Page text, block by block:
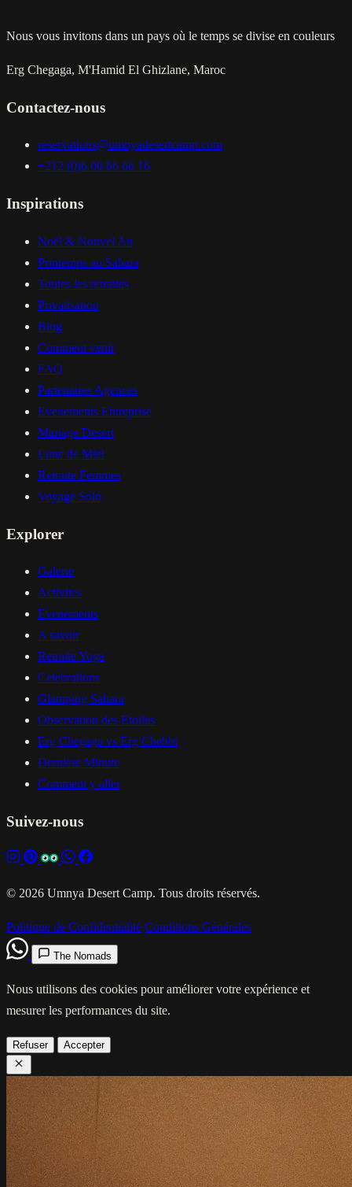
Nous vous invitons dans un pays où le temps se divise en couleurs
Erg Chegaga, M'Hamid El Ghizlane, Maroc
Contactez-nous
reservations@umnyadesertcamp.com
+212 (0)6 00 66 66 16
Inspirations
Noël & Nouvel An
Printemps au Sahara
Toutes les retraites
Privatisation
Blog
Comment venir
FAQ
Partenaires Agences
Evenements Entreprise
Mariage Desert
Lune de Miel
Retraite Femmes
Voyage Solo
Explorer
Galerie
Activites
Evenements
A savoir
Retraite Yoga
Celebrations
Glamping Sahara
Observation des Etoiles
Erg Chegaga vs Erg Chebbi
Derniere Minute
Comment y aller
Suivez-nous
© 2026 Umnya Desert Camp. Tous droits réservés.
Politique de Confidentialité Conditions Générales
The Nomads
Nous utilisons des cookies pour améliorer votre expérience et
mesurer les performances du site.
Refuser Accepter